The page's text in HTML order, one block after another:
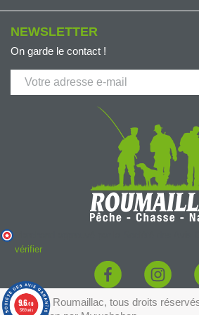
NEWSLETTER
On garde le contact !
vérifier.
© 2026 - Roumaillac, tous droits
9.6/10
5769 avis